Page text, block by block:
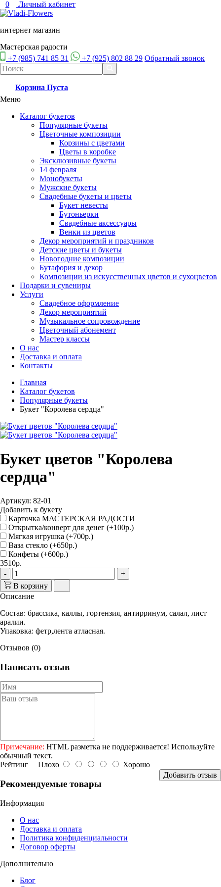
0 Личный кабинет
интернет магазин
Мастерская радости
+7 (985) 741 85 31
+7 (925) 802 88 29 Обратный звонок
Корзина Пуста
Меню
Каталог букетов
Популярные букеты
Цветочные композиции
Корзины с цветами
Цветы в коробке
Эксклюзивные букеты
14 февраля
Монобукеты
Мужские букеты
Свадебные букеты и цветы
Букет невесты
Бутоньерки
Свадебные аксессуары
Венки из цветов
Декор мероприятий и праздников
Детские цветы и букеты
Новогодние композиции
Бутафория и декор
Композиции из искусственных цветов и сухоцветов
Подарки и сувениры
Услуги
Свадебное оформление
Декор мероприятий
Музыкальное сопровождение
Цветочный абонемент
Мастер классы
О нас
Доставка и оплата
Контакты
Главная
Каталог букетов
Популярные букеты
Букет "Королева сердца"
Букет цветов "Королева
сердца"
Артикул: 82-01
Добавить к букету
Карточка МАСТЕРСКАЯ РАДОСТИ
Открытка/конверт для денег (+100р.)
Мягкая игрушка (+700р.)
Ваза стекло (+650р.)
Конфеты (+600р.)
3510р.
-
+
В корзину
Описание
Состав: брассика, каллы, гортензия, антирринум, салал, лист
аралии.
Упаковка: фетр,лента атласная.
Отзывов (0)
Написать отзыв
Примечание: HTML разметка не поддерживается! Используйте
обычный текст.
Рейтинг Плохо
Хорошо
Добавить отзыв
Рекомендуемые товары
Информация
О нас
Доставка и оплата
Политика конфиденциальности
Договор оферты
Дополнительно
Блог